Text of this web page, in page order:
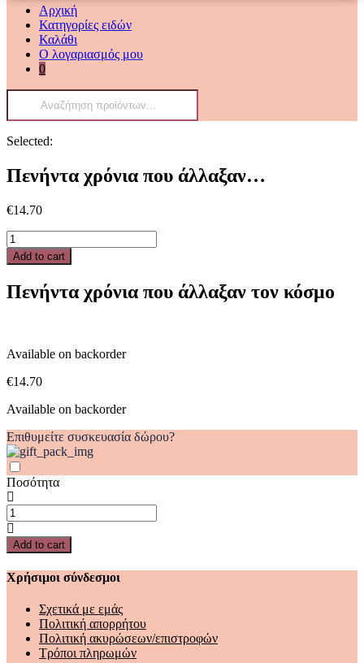
Αρχική
Κατηγορίες ειδών
Καλάθι
Ο λογαριασμός μου
0
Products
Selected:
Πενήντα χρόνια που άλλαξαν…
€14.70
Πενήντα
χρόνια
που
άλλαξαν
τον
Add to cart
Πενήντα χρόνια που άλλαξαν τον κόσμο
Available on backorder
€14.70
Available on backorder
Επιθυμείτε συσκευασία δώρου?
Ποσότητα
Πενήντα
χρόνια
που
άλλαξαν
τον
κόσμο
Add to cart
Χρήσιμοι σύνδεσμοι
Σχετικά με εμάς
Πολιτική απορρήτου
Πολιτική ακυρώσεων/επιστροφών
Τρόποι πληρωμών